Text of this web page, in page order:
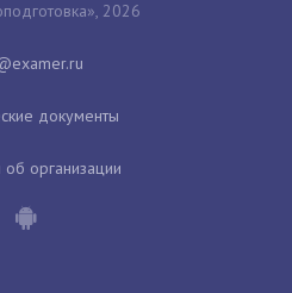
2026
документы
организации